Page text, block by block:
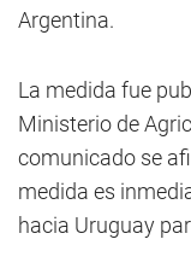
Argentina.
La medida fue
Ministerio de
comunicado se
medida es
hacia Uruguay